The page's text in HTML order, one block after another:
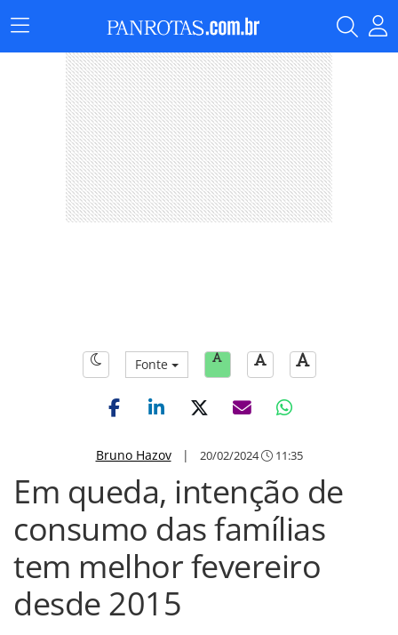
Menu
Principal
Fonte
Bruno Hazov| 20/02/2024 11:35
Em queda, intenção de
consumo das famílias
tem melhor fevereiro
desde 2015